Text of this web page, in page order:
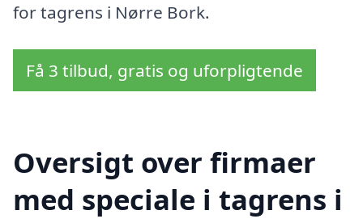
for tagrens i Nørre Bork.
Få 3 tilbud, gratis og uforpligtende
Oversigt over firmaer
med speciale i tagrens i